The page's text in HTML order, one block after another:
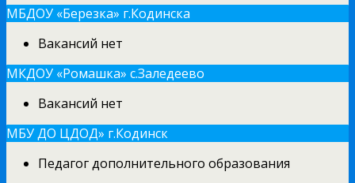
МБДОУ «Березка» г.Кодинска
Вакансий нет
МКДОУ «Ромашка» с.Заледеево
Вакансий нет
МБУ ДО ЦДОД» г.Кодинск
Педагог дополнительного образования